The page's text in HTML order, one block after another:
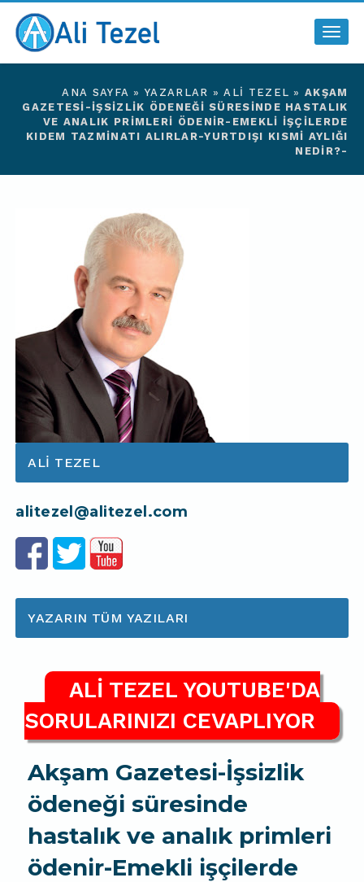
ANA SAYFA »YAZARLAR »ALI TEZEL »AKŞAM
GAZETESI-İŞSIZLIK ÖDENEĞI SÜRESINDE HASTALIK
VE ANALIK PRIMLERI ÖDENIR-EMEKLI IŞÇILERDE
KIDEM TAZMINATI ALIRLAR-YURTDIŞI KISMI AYLIĞI
NEDIR?-
ALI TEZEL
alitezel@alitezel.com
YAZARIN TÜM YAZILARI
ALİ TEZEL YOUTUBE'DA
SORULARINIZI CEVAPLIYOR
Akşam Gazetesi-İşsizlik
ödeneği süresinde
hastalık ve analık primleri
ödenir-Emekli işçilerde